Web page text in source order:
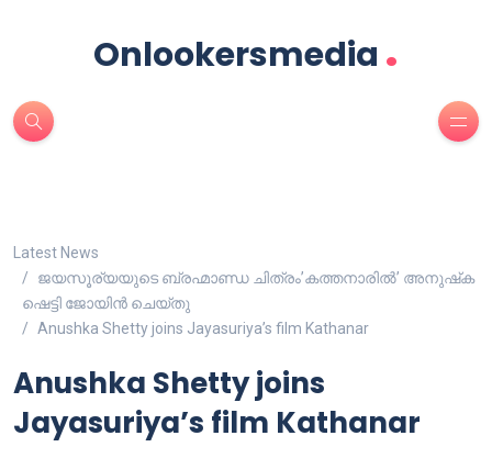
Onlookersmedia .
Latest News
ജയസൂര്യയുടെ ബ്രഹ്മാണ്ഡ ചിത്രം’കത്തനാരിൽ’ അനുഷ്‌ക
ഷെട്ടി ജോയിൻ ചെയ്തു
Anushka Shetty joins Jayasuriya’s film Kathanar
Anushka Shetty joins
Jayasuriya’s film Kathanar